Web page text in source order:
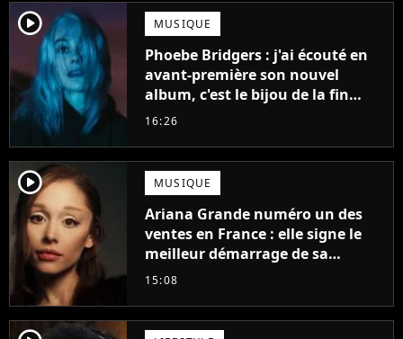
player2 MUSIQUE
Phoebe Bridgers : j'ai écouté en
avant-première son nouvel
album, c'est le bijou de la fin
d'été
16:26
player2 MUSIQUE
Ariana Grande numéro un des
ventes en France : elle signe le
meilleur démarrage de sa
carrière avec son album Petal
15:08